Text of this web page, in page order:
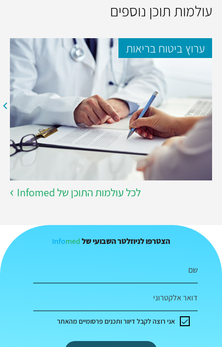
עולמות תוכן נוספים
ערוץ ביטוח בריאות
לכל עולמות התוכן של Infomed
הצטרפו לניוזלטר השבועי של Infomed
שם
דואר אלקטרוני
אני רוצה לקבל דיוור ותכנים פרסומיים מהאתר